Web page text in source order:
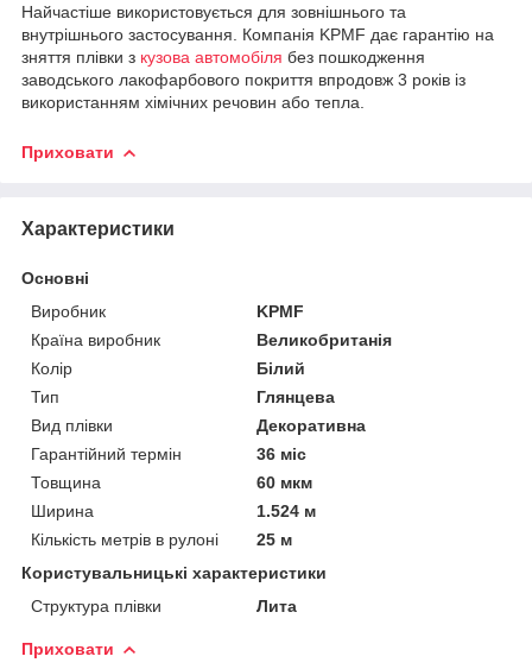
Найчастіше використовується для зовнішнього та
внутрішнього застосування. Компанія KPMF дає гарантію на
зняття плівки з кузова автомобіля без пошкодження
заводського лакофарбового покриття впродовж 3 років із
використанням хімічних речовин або тепла.
Приховати
Характеристики
Основні
Виробник
KPMF
Країна виробник
Великобританія
Колір
Білий
Тип
Глянцева
Вид плівки
Декоративна
Гарантійний термін
36 міс
Товщина
60 мкм
Ширина
1.524 м
Кількість метрів в рулоні
25 м
Користувальницькі характеристики
Структура плівки
Лита
Приховати